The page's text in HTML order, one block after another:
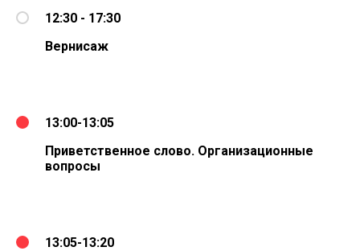
12:30 - 17:30
Вернисаж
13:00-13:05
Приветственное слово. Организационные
вопросы
13:05-13:20